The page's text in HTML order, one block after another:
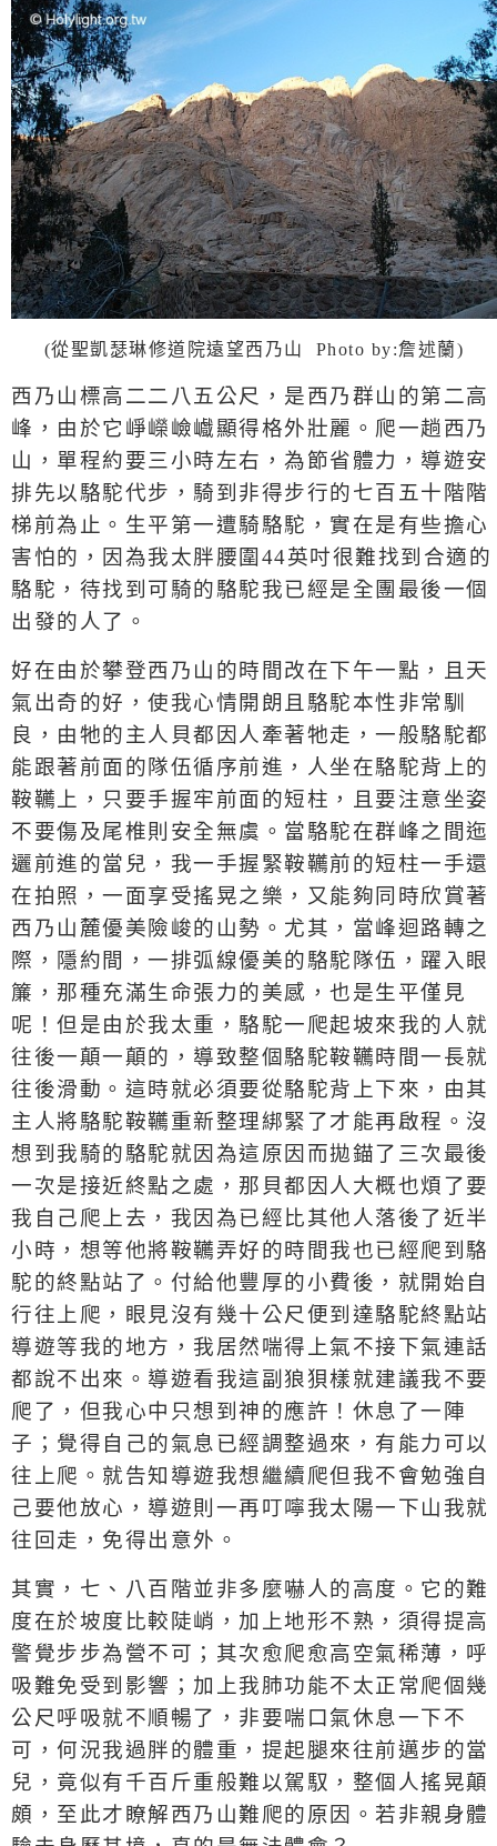
(從聖凱瑟琳修道院遠望西乃山 Photo by:詹述蘭)
西乃山標高二二八五公尺，是西乃群山的第二高
峰，由於它崢嶸嶮巇顯得格外壯麗。爬一趟西乃
山，單程約要三小時左右，為節省體力，導遊安
排先以駱駝代步，騎到非得步行的七百五十階階
梯前為止。生平第一遭騎駱駝，實在是有些擔心
害怕的，因為我太胖腰圍 44英吋很難找到合適的
駱駝，待找到可騎的駱駝我已經是全團最後一個
出發的人了。
好在由於攀登西乃山的時間改在下午一點，且天
氣出奇的好，使我心情開朗且駱駝本性非常馴
良，由牠的主人貝都因人牽著牠走，一般駱駝都
能跟著前面的隊伍循序前進，人坐在駱駝背上的
鞍韉上，只要手握牢前面的短柱，且要注意坐姿
不要傷及尾椎則安全無虞。當駱駝在群峰之間迤
邐前進的當兒，我一手握緊鞍韉前的短柱一手還
在拍照，一面享受搖晃之樂，又能夠同時欣賞著
西乃山麓優美險峻的山勢。尤其，當峰迴路轉之
際，隱約間，一排弧線優美的駱駝隊伍，躍入眼
簾，那種充滿生命張力的美感，也是生平僅見
呢！但是由於我太重，駱駝一爬起坡來我的人就
往後一顛一顛的，導致整個駱駝鞍韉時間一長就
往後滑動。這時就必須要從駱駝背上下來，由其
主人將駱駝鞍韉重新整理綁緊了才能再啟程。沒
想到我騎的駱駝就因為這原因而拋錨了三次最後
一次是接近終點之處，那貝都因人大概也煩了要
我自己爬上去，我因為已經比其他人落後了近半
小時，想等他將鞍韉弄好的時間我也已經爬到駱
駝的終點站了。付給他豐厚的小費後，就開始自
行往上爬，眼見沒有幾十公尺便到達駱駝終點站
導遊等我的地方，我居然喘得上氣不接下氣連話
都說不出來。導遊看我這副狼狽樣就建議我不要
爬了，但我心中只想到神的應許！休息了一陣
子；覺得自己的氣息已經調整過來，有能力可以
往上爬。就告知導遊我想繼續爬但我不會勉強自
己要他放心，導遊則一再叮嚀我太陽一下山我就
往回走，免得出意外。
其實，七、八百階並非多麼嚇人的高度。它的難
度在於坡度比較陡峭，加上地形不熟，須得提高
警覺步步為營不可；其次愈爬愈高空氣稀薄，呼
吸難免受到影響；加上我肺功能不太正常爬個幾
公尺呼吸就不順暢了，非要喘口氣休息一下不
可，何況我過胖的體重，提起腿來往前邁步的當
兒，竟似有千百斤重般難以駕馭，整個人搖晃顛
頗，至此才瞭解西乃山難爬的原因。若非親身體